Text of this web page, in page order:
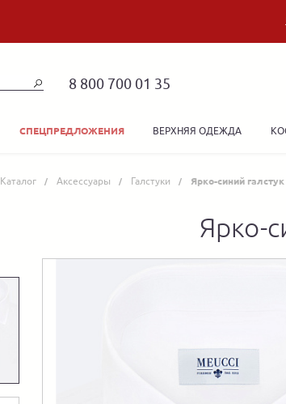
8 800 700 01 35
СПЕЦПРЕДЛОЖЕНИЯ ВЕРХНЯЯ ОДЕЖДА
Каталог Аксессуары Галстуки Ярко-синий
Ярко-